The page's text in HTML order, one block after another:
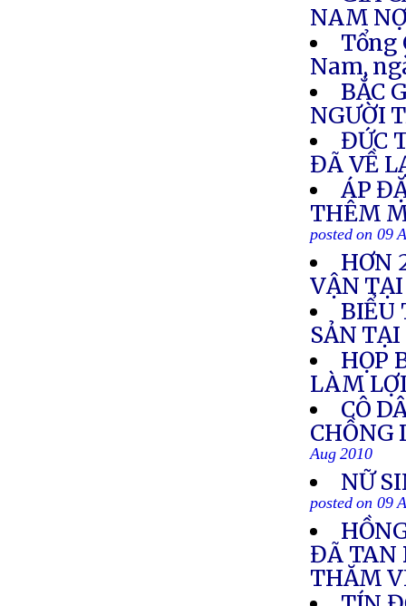
NAM
Tổng
Nam,
BẮC
NGƯỜI
ĐỨC
ĐÃ VỀ
ÁP
THÊM
posted on 09
HƠN
VẬN
BIỂU
SẢN
HỌP
LÀM
CÔ
CHỒNG
Aug 2010
NỮ
posted on 09
ĐÃ TAN
THĂM